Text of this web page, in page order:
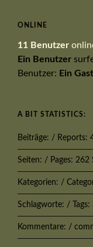
ONLINE
11 Benutzer
Ein Benutzer
Benutzer: Ein Gast
A BIT STATISTICS:
Beiträge: / Reports:
Seiten: / Pages: 262
Kategorien: /
Schlagworte: / Tags:
Kommentare: /